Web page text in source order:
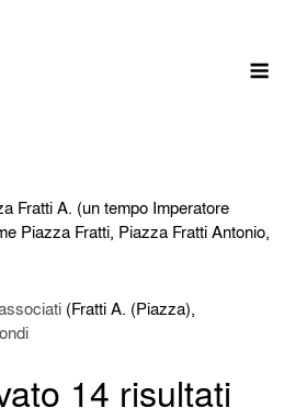
Fratti A. (un tempo Imperatore
Piazza Fratti, Piazza Fratti Antonio,
(Fratti A. (Piazza),
14 risultati